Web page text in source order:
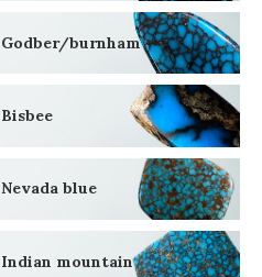
Godber/burnham
Bisbee
Nevada blue
Indian mountain